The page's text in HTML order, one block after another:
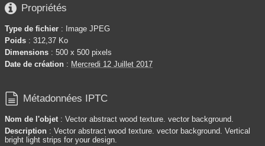
 Propriétés
Type de fichier : Image JPEG
Poids : 312,37 Ko
Dimensions : 500 x 500 pixels
Date de création : Mercredi 12 Juillet 2017
 Métadonnées IPTC
Nom de l'objet : Vector abstract wood texture. vector background.
Description : Vector abstract wood texture. vector background. Vertical
bright light strips for your design.